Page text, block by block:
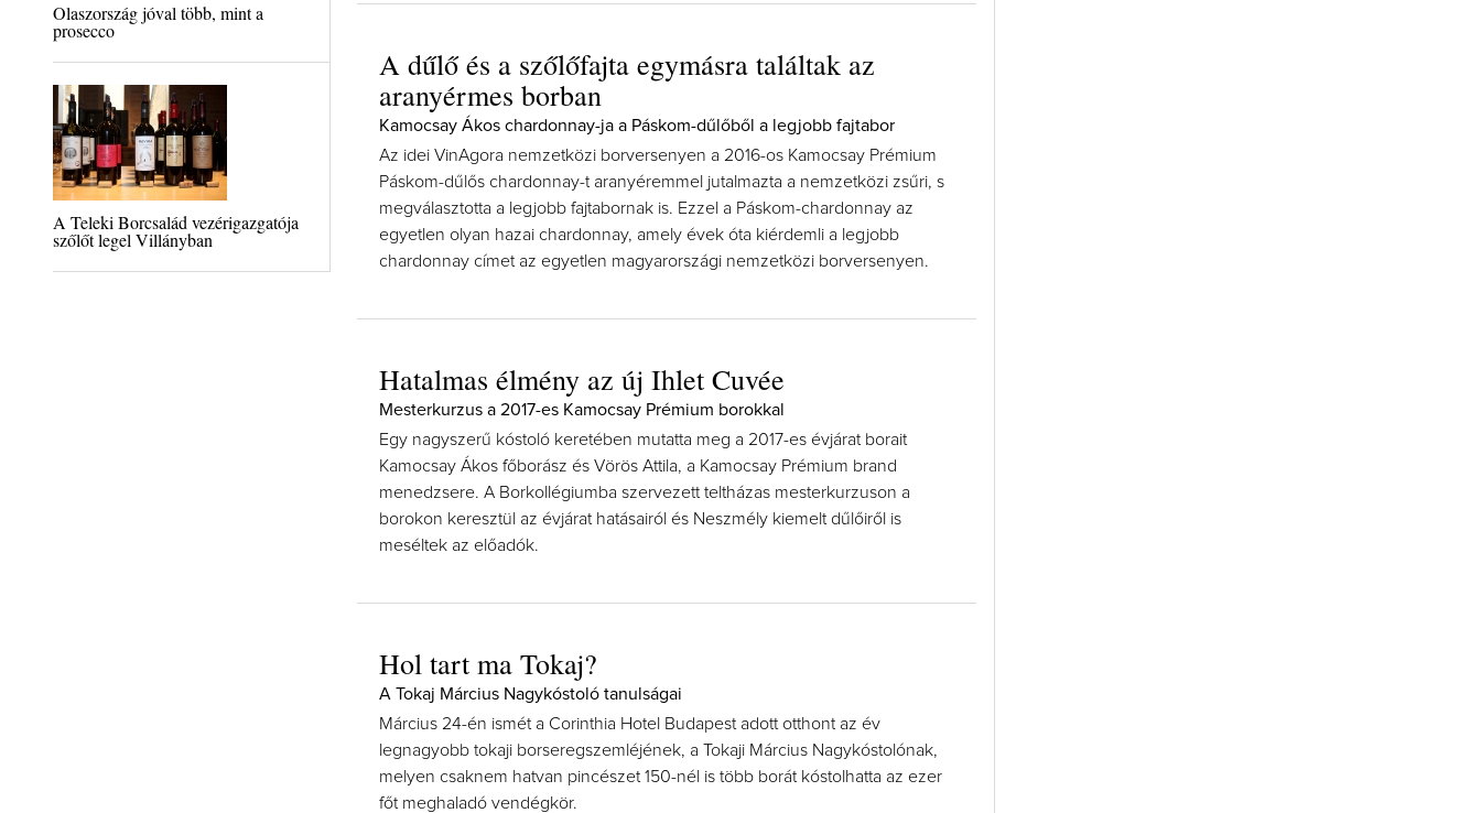
Olaszország jóval több, mint a
prosecco
A Teleki Borcsalád vezérigazgatója
szőlőt legel Villányban
A dűlő és a szőlőfajta egymásra találtak az
aranyérmes borban
Kamocsay Ákos chardonnay-ja a Páskom-dűlőből a legjobb fajtabor
Az idei VinAgora nemzetközi borversenyen a 2016-os Kamocsay Prémium
Páskom-dűlős chardonnay-t aranyéremmel jutalmazta a nemzetközi zsűri, s
megválasztotta a legjobb fajtabornak is. Ezzel a Páskom-chardonnay az
egyetlen olyan hazai chardonnay, amely évek óta kiérdemli a legjobb
chardonnay címet az egyetlen magyarországi nemzetközi borversenyen.
Hatalmas élmény az új Ihlet Cuvée
Mesterkurzus a 2017-es Kamocsay Prémium borokkal
Egy nagyszerű kóstoló keretében mutatta meg a 2017-es évjárat borait
Kamocsay Ákos főborász és Vörös Attila, a Kamocsay Prémium brand
menedzsere. A Borkollégiumba szervezett teltházas mesterkurzuson a
borokon keresztül az évjárat hatásairól és Neszmély kiemelt dűlőiről is
meséltek az előadók.
Hol tart ma Tokaj?
A Tokaj Március Nagykóstoló tanulságai
Március 24-én ismét a Corinthia Hotel Budapest adott otthont az év
legnagyobb tokaji borseregszemléjének, a Tokaji Március Nagykóstolónak,
melyen csaknem hatvan pincészet 150-nél is több borát kóstolhatta az ezer
főt meghaladó vendégkör.